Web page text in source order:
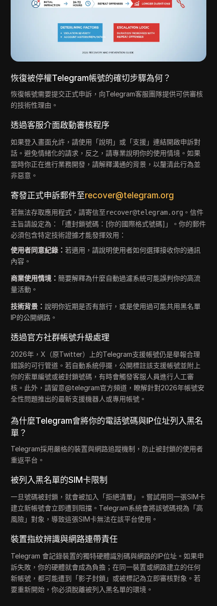
恢復被停權Telegram帳號的確切步驟為何？
恢復帳號需要提交正式申訴，向Telegram客服團隊提供可供審核
的技術性理由。
透過客服介面啟動審核程序
如果登入畫面允許，請使用「說明」或「支援」連結開啟申訴對
話。避免情緒化的請求，反之，請專業說明你的使用情境。如果
當時你正在進行業務開發，請解釋溝通的背景，以釐清此行為並
非惡意。
寄發正式申訴郵件至recover@telegram.org
若無法存取應用程式，請寄信至recover@telegram.org 。信件
主旨請設定為：「遭封鎖號碼：[你的國際格式號碼]」。你的郵件
必須包含特定技術證據才能發揮效用：
使用者同意紀錄：若適用，請說明使用者如何選擇接收你的通訊
內容。
商業使用情境： 簡要解釋為什麼自動過濾系統可能誤判你的高流
量活動。
技術背景：說明你近期是否有旅行，或是使用過可能共用黑名單
IP的公開網路。
透過官方社群帳號升級處理
2026年，X（原Twitter）上的Telegram支援帳號仍是舉報合理
錯誤的可行管道。若自動系統停擺，公開標註該支援帳號並附上
你的索單編號或被封鎖號碼，有時會觸發客服人員進行人工審
核。此外，請留意@telegram官方頻道，瞭解針對2026年帳號安
全性問題推出的最新支援機器人或專用帳號。
為什麼Telegram會將你的電話號碼與IP位址列入黑名
單？
Telegram採用嚴格的裝置與網路追蹤機制，防止被封鎖的使用者
重返平台。
被列入黑名單的SIM卡限制
一旦號碼被封鎖，就會被加入「拒絕清單」。嘗試用同一張SIM卡
建立新帳號會立即遭到阻擋。Telegram系統會將該號碼視為「高
風險」對象，導致這張SIM卡無法在該平台使用。
裝置指紋辨識與網路連帶責任
Telegram 會記錄裝置的獨特硬體識別碼與網路的IP位址。如果申
訴失敗，你的硬體就會成為負擔；在同一裝置或網路建立的任何
新帳號，都可能遭到「影子封鎖」或被標記為立即審核對象。若
要重新開始，你必須脫離被列入黑名單的環境。